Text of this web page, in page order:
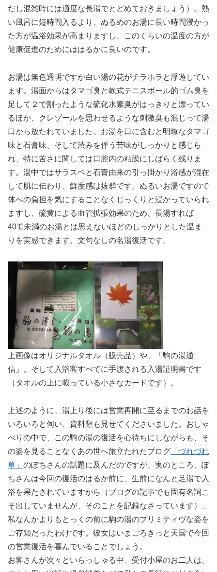
だし混雑時には適度な長湯でとどめておきましょう）。熱
い風呂に短時間入るより、ぬるめのお湯に長い時間浸かっ
た方が温浴効果が高まりますし、このくらいの温度の方が
健康促進のためにははるかに良いのです。
お湯は無色透明ですが白い湯の花がチラホラと浮遊してい
ます。湯面からはタマゴ臭と軟式テニスボール的ゴム臭を
足して２で割ったような硫化水素臭がはっきりと漂ってい
るほか、クレゾールを思わせるような刺激臭も混じって湯
口から放たれていました。お湯を口に含むと明瞭なタマゴ
味と石膏味、そして渋みを伴う苦味がしっかりと感じら
れ、特に苦さに関しては口腔内の粘膜にしばらく残りま
す。湯中ではサラスベと石膏由来の引っ掛かり浴感が混在
して肌に伝わり、鮮度感は抜群です。ぬるいお湯ですので
体への負担を気にすることなくじっくりと浸かっていられ
ますし、硫黄による血管拡張効果のため、長湯すれば
40℃未満のお湯とは思えないほどのしっかりとした温ま
りを実感できます。文句なしの名湯復活です。
上画像はオリジナルタオル（販売品）や、「駒の湯通
信」、そして入浴客すべてに手渡される入湯証明書です
（タオルの上に載っている小さなカードです）。
上述のように、湯上り後には営業再開に至るまでのお話を
いろいろと伺い、資料類も見せてくださいました。おしゃ
べりの中で、この駒の湯の復活を心待ちにしながらも、そ
の姿を見ることなくあの世へ旅立たれたブログ 「づれづれ
草」 のぽちさんの話題に及んだのですが、実のところ、ぽ
ちさんは今回の復活のはるか前に、生前になんと足湯で入
浴を果たされていますから（ブログの記事でも固有名詞こ
そ出していませんが、そのことを記録なさっています）、
私なんかよりもとっくの前に駒の湯のプリミティヴな姿を
ご存知だったわけです。彼女はいまごろきっと天国で今回
の営業復活を喜んでいることでしょう。
お客さんが次々といらっしゃる中、受付小屋のお二人は、